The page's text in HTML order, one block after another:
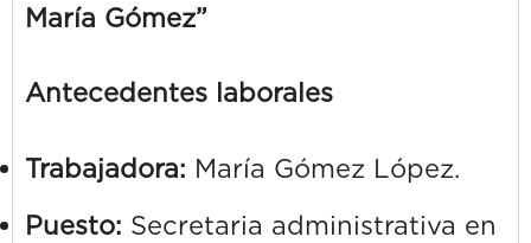
María Gómez”
Antecedentes laborales
Trabajadora: María Gómez López.
Puesto: Secretaria administrativa en